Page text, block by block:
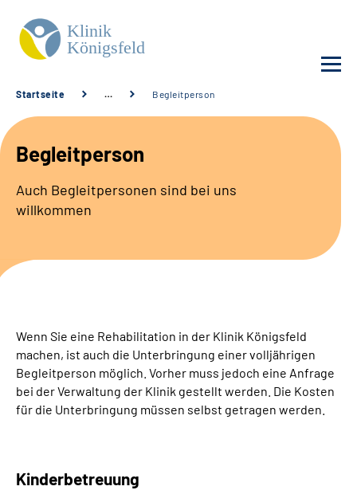
Unsere Klinik
Unsere Angebote
Service
Suche
Leichte Sprache
Startseite … Begleitperson
Begleitperson
Auch Begleitpersonen sind bei uns
willkommen
Wenn Sie eine Rehabilitation in der Klinik Königsfeld
machen, ist auch die Unterbringung einer volljährigen
Begleitperson möglich. Vorher muss jedoch eine Anfrage
bei der Verwaltung der Klinik gestellt werden. Die Kosten
für die Unterbringung müssen selbst getragen werden.
Kinderbetreuung